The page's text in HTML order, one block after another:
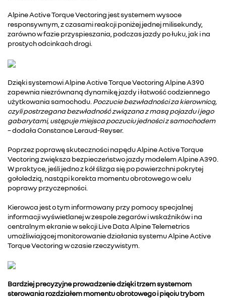
Alpine Active Torque Vectoring jest systemem wysoce
responsywnym, z czasami reakcji poniżej jednej milisekundy,
zarówno w fazie przyspieszania, podczas jazdy po łuku, jak i na
prostych odcinkach drogi.
Dzięki systemowi Alpine Active Torque Vectoring Alpine A390
zapewnia niezrównaną dynamikę jazdy i łatwość codziennego
użytkowania samochodu. Poczucie bezwładności za kierownicą,
czyli postrzegana bezwładność związana z masą pojazdu i jego
gabarytami, ustępuje miejsca poczuciu jedności z samochodem
– dodała Constance Leraud-Reyser.
Poprzez poprawę skuteczności napędu Alpine Active Torque
Vectoring zwiększa bezpieczeństwo jazdy modelem Alpine A390.
W praktyce, jeśli jedno z kół ślizga się po powierzchni pokrytej
gołoledzią, nastąpi korekta momentu obrotowego w celu
poprawy przyczepności.
Kierowca jest o tym informowany przy pomocy specjalnej
informacji wyświetlanej w zespole zegarów i wskaźników i na
centralnym ekranie w sekcji Live Data Alpine Telemetrics
umożliwiającej monitorowanie działania systemu Alpine Active
Torque Vectoring w czasie rzeczywistym.
Bardziej precyzyjne prowadzenie dzięki trzem systemom
sterowania rozdziałem momentu obrotowego i pięciu trybom